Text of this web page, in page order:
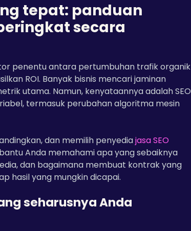
tepat: panduan
secara
penentu antara pertumbuhan trafik organik
ROI. Banyak bisnis mencari jaminan
utama. Namun, kenyataannya adalah SEO
termasuk perubahan algoritma mesin
dan memilih penyediajasa SEO
Anda memahami apa yang sebaiknya
dan bagaimana membuat kontrak yang
hasil yang mungkin dicapai.
seharusnya Anda